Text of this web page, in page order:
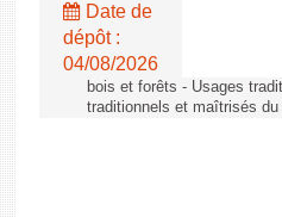
Date de
dépôt :
04/08/2026
bois et forêts - Usages
traditionnels et maîtrisés